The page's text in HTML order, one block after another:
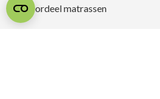
Voordeel matrassen